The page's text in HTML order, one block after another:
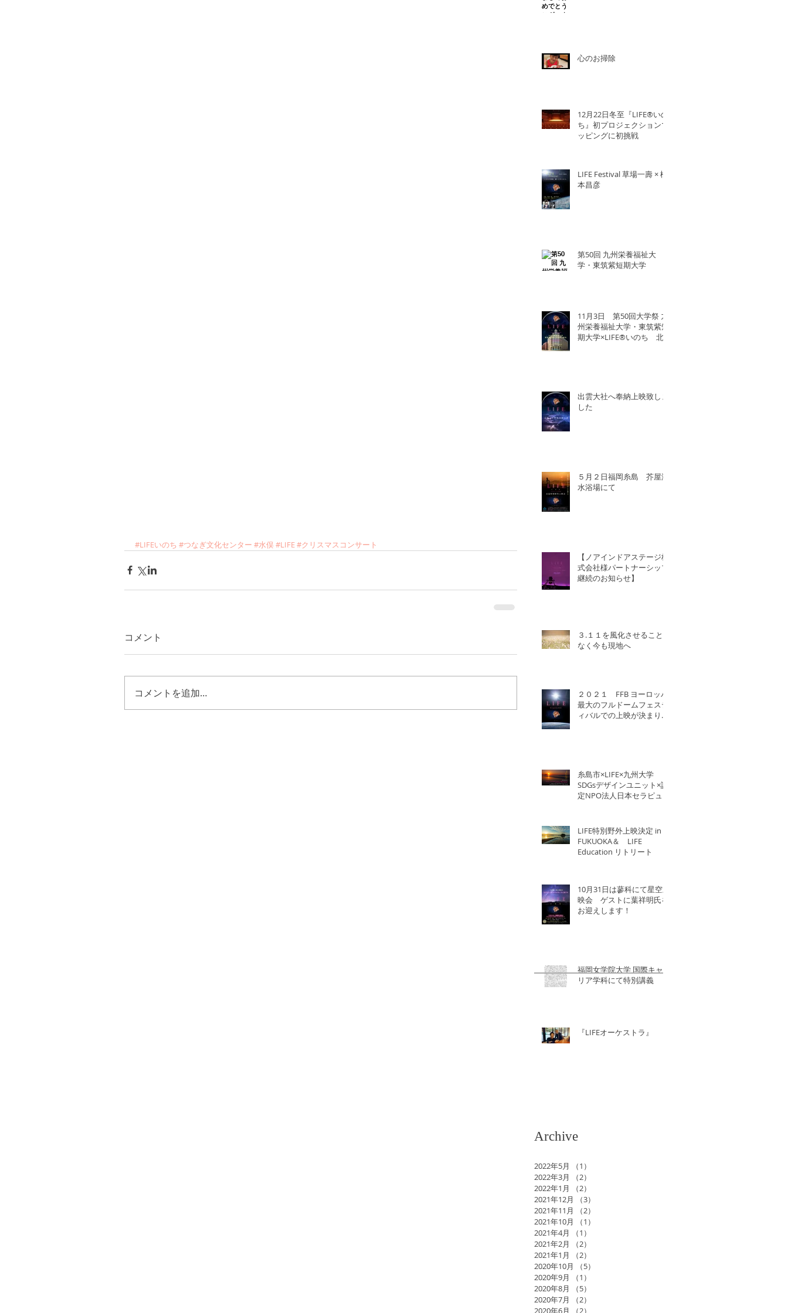
#LIFEいのち #つなぎ文化センター #水俣#LIFE#クリスマスコンサート
コメント
コメントを追加…
心のお掃除
12月22日冬至『LIFE®︎いの
ち』初プロジェクションマ
ッピングに初挑戦
LIFE Festival 草場一壽 × 橋
本昌彦
第50回 九州栄養福祉大
学・東筑紫短期大学
11月3日 第50回大学祭 九
州栄養福祉大学・東筑紫短
期大学×LIFE®︎いのち 北
出雲大社へ奉納上映致しま
した
５月２日福岡糸島 芥屋海
水浴場にて
【ノアインドアステージ株
式会社様パートナーシップ
継続のお知らせ】
３.１１を風化させること
なく今も現地へ
２０２１ FFB ヨーロッパ
最大のフルドームフェステ
ィバルでの上映が決まりま
糸島市×LIFE×九州大学
SDGsデザインユニット×認
定NPO法人日本セラピュー
LIFE特別野外上映決定 in
FUKUOKA＆ LIFE
Education リトリート
10月31日は蓼科にて星空上
映会 ゲストに葉祥明氏を
お迎えします！
福岡女学院大学 国際キャ
リア学科にて特別講義
『LIFEオーケストラ』
Archive
2022年5月 （1）
2022年3月
（2）
2022年1月
（2）
2021年12月
（3）
2021年11月
（2）
2021年10月
（1）
2021年4月
（1）
2021年2月
（2）
2021年1月
（2）
2020年10月
（5）
2020年9月
（1）
2020年8月
（5）
2020年7月
（2）
2020年6月
（2）